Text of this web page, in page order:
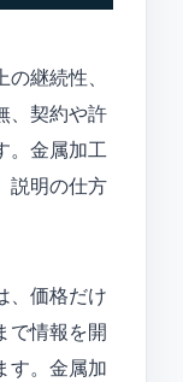
継続性、
、契約や許
。金属加工
説明の仕方
、価格だけ
で情報を開
す。金属加